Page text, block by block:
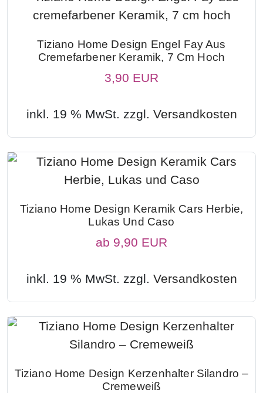
Tiziano Home Design Engel Fay Aus
Cremefarbener Keramik, 7 Cm Hoch
3,90 EUR
inkl. 19 % MwSt. zzgl. Versandkosten
Tiziano Home Design Keramik Cars Herbie,
Lukas Und Caso
ab 9,90 EUR
inkl. 19 % MwSt. zzgl. Versandkosten
Tiziano Home Design Kerzenhalter Silandro –
Cremeweiß